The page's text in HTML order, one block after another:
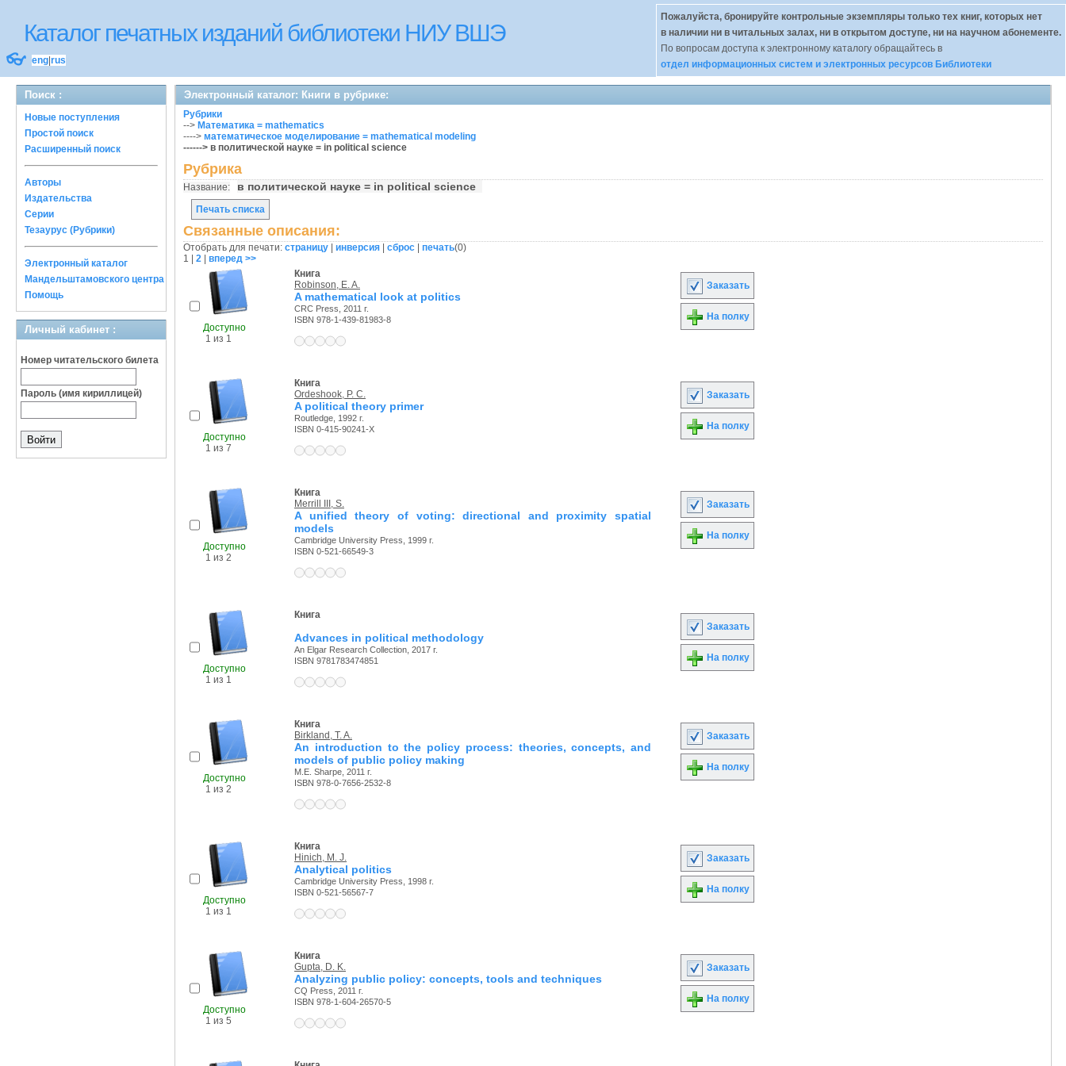
Каталог печатных изданий библиотеки НИУ ВШЭ
👓 eng rus
Пожалуйста, бронируйте контрольные экземпляры только тех книг, которых нет
в наличии ни в читальных залах, ни в открытом доступе, ни на научном абонементе.
По вопросам доступа к электронному каталогу обращайтесь в
отдел информационных систем и электронных ресурсов Библиотеки
Поиск :
Новые поступления
Простой поиск
Расширенный поиск
Авторы
Издательства
Серии
Тезаурус (Рубрики)
Электронный каталог
Мандельштамовского центра
Помощь
Личный кабинет :
Номер читательского билета
Пароль (имя кириллицей)
Электронный каталог: Книги в рубрике:
Рубрики
--> Математика = mathematics
----> математическое моделирование = mathematical modeling
------> в политической науке = in political science
Рубрика
Название: в политической науке = in political science
Печать списка
Связанные описания:
Отобрать для печати: страницу инверсия сброс печать(0)
1
2 вперед >>
Доступно
1 из 1
Книга
Robinson, E. A.
A mathematical look at politics
CRC Press, 2011 г.
ISBN 978-1-439-81983-8
Заказать
На полку
Доступно
1 из 7
Книга
Ordeshook, P. C.
A political theory primer
Routledge, 1992 г.
ISBN 0-415-90241-X
Заказать
На полку
Доступно
1 из 2
Книга
Merrill III, S.
A unified theory of voting: directional and proximity spatial
models
Cambridge University Press, 1999 г.
ISBN 0-521-66549-3
Заказать
На полку
Доступно
1 из 1
Книга
Advances in political methodology
An Elgar Research Collection, 2017 г.
ISBN 9781783474851
Заказать
На полку
Доступно
1 из 2
Книга
Birkland, T. A.
An introduction to the policy process: theories, concepts, and
models of public policy making
M.E. Sharpe, 2011 г.
ISBN 978-0-7656-2532-8
Заказать
На полку
Доступно
1 из 1
Книга
Hinich, M. J.
Analytical politics
Cambridge University Press, 1998 г.
ISBN 0-521-56567-7
Заказать
На полку
Доступно
1 из 5
Книга
Gupta, D. K.
Analyzing public policy: concepts, tools and techniques
CQ Press, 2011 г.
ISBN 978-1-604-26570-5
Заказать
На полку